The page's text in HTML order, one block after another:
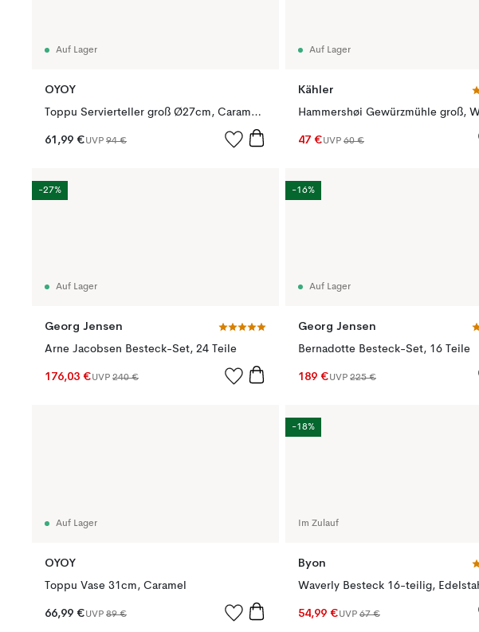
Auf Lager
OYOY
Toppu Servierteller groß Ø27cm, Caramel-rose
61,99 €UVP 94 €
Auf Lager
Kähler
Hammershøi Gewürzmühle groß,
47 €UVP 60 €
Auf Lager
Georg Jensen
Arne Jacobsen Besteck-Set, 24 Teile
176,03 €UVP 240 €
-27%
Auf Lager
Georg Jensen
Bernadotte Besteck-Set, 16 Teile
189 €UVP 225 €
-16%
Auf Lager
OYOY
Toppu Vase 31cm, Caramel
66,99 €UVP 89 €
Im Zulauf
Byon
Waverly Besteck 16-teilig,
54,99 €UVP 67 €
-18%